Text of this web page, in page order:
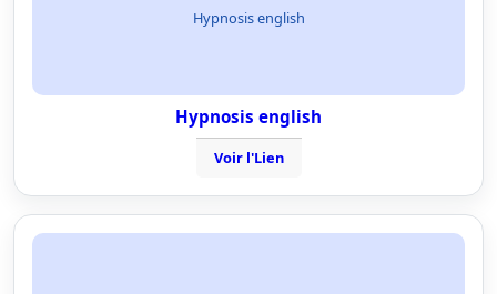
Hypnosis english
Hypnosis english
Voir l'Lien